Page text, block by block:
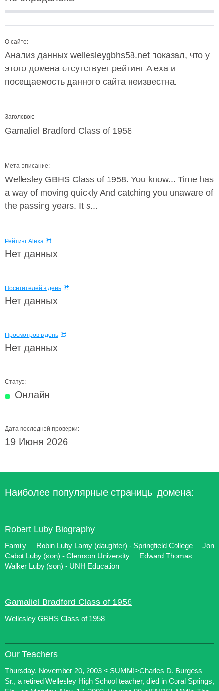
О сайте:
Анализ данных wellesleygbhs58.net показал, что у
этого домена отсутствует рейтинг Alexa и
посещаемость данного сайта неизвестна.
Заголовок:
Gamaliel Bradford Class of 1958
Мета-описание:
Wellesley GBHS Class of 1958. You know... Time has
a way of moving quickly And catching you unaware of
the passing years. It s...
Рейтинг Alexa
Нет данных
Посетителей в день
Нет данных
Просмотров в день
Нет данных
Статус:
Онлайн
Дата последней проверки:
19 Июня 2026
Наиболее популярные страницы домена:
Robert Luby Biography
Family Robin Luby Lamy (daughter) - Springfield College Jon
Cabot Luby (son) - Clemson University Edward Thomas
Walker Luby (son) - UNH Education
Gamaliel Bradford Class of 1958
Wellesley GBHS Class of 1958
Our Teachers
Thursday, November 20, 2003 <!SUMM!>Charles D. Burgess
Sr., a retired Wellesley High School teacher, died in Coral Springs,